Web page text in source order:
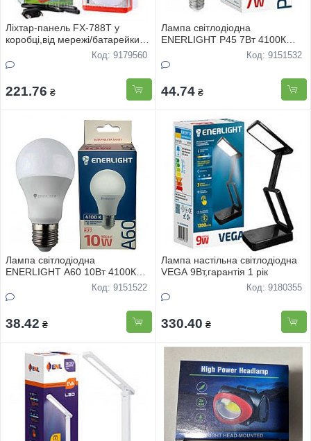
Лiхтар-панель FX-788T у
коробцi,вiд мережi/батарейки
Код: 9179560
221.76 ₴
Лампа свiтлодiодна
ENERLIGHT Р45 7Вт 4100К
Е14, гарантiя 2 рокиКод: 9151532
44.74 ₴
Лампа свiтлодiодна
ENERLIGHT A60 10Вт 4100К
Е27, гарантiя 2 рокиКод: 9151522
38.42 ₴
Лампа настiльна свiтлодiодна
VEGA 9Вт,гарантiя 1 рiк
Код: 9180355
330.40 ₴